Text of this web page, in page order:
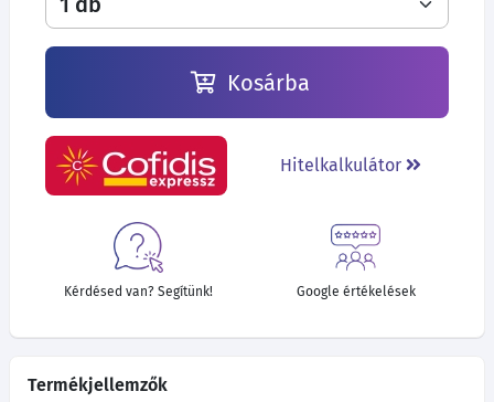
Kosárba
Hitelkalkulátor
Kérdésed van? Segítünk! Google értékelések
Termékjellemzők